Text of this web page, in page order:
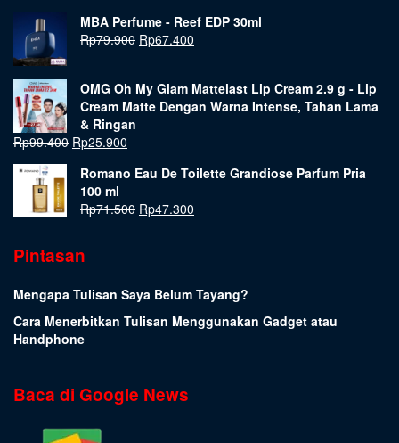
MBA Perfume - Reef EDP 30ml
Rp79.900 Rp67.400
OMG Oh My Glam Mattelast Lip Cream 2.9 g - Lip
Cream Matte Dengan Warna Intense, Tahan Lama
& Ringan
Rp99.400 Rp25.900
Romano Eau De Toilette Grandiose Parfum Pria
100 ml
Rp71.500 Rp47.300
Pintasan
Mengapa Tulisan Saya Belum Tayang?
Cara Menerbitkan Tulisan Menggunakan Gadget atau
Handphone
Baca di Google News